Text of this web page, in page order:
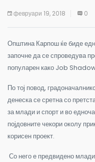
февруари 19, 2018 0
Општина Карпош ќе биде
започне да се спроведува
популарен како Job
По тој повод,
денеска се сретна со
за млади и спорт и во
појдовните чекори околу
корисен проект.
Со него е предвидено